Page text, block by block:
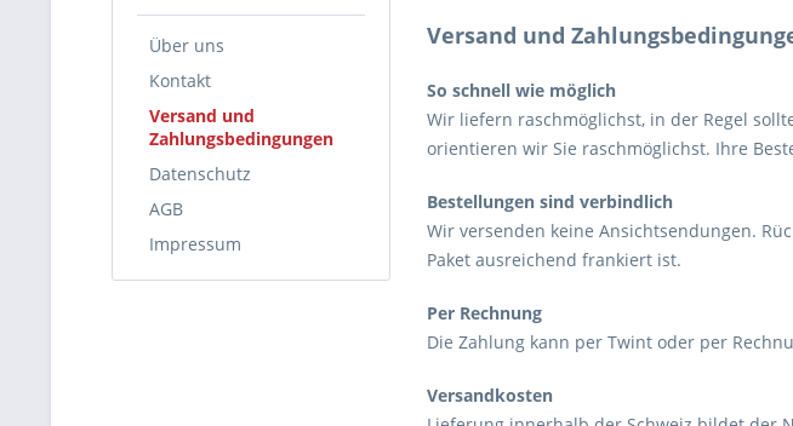
Über uns
Kontakt
Versand und
Zahlungsbedingungen
Datenschutz
AGB
Impressum
Versand und
So schnell wie möglich
Wir liefern raschmöglichst, in der Regel
orientieren wir Sie raschmöglichst. Ihre
Bestellungen sind verbindlich
Wir versenden keine Ansichtsendungen.
Paket ausreichend frankiert ist.
Per Rechnung
Die Zahlung kann per Twint oder per
Versandkosten